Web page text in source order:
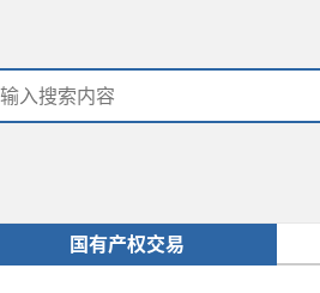
国有产权交易